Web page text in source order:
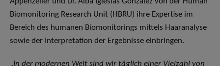
Biomonitoring Research Unit (HBRU) ihre Expertise im
Bereich des humanen Biomonitorings mittels Haaranalyse
sowie der Interpretation der Ergebnisse einbringen.
„In der modernen Welt sind wir täglich einer Vielzahl von